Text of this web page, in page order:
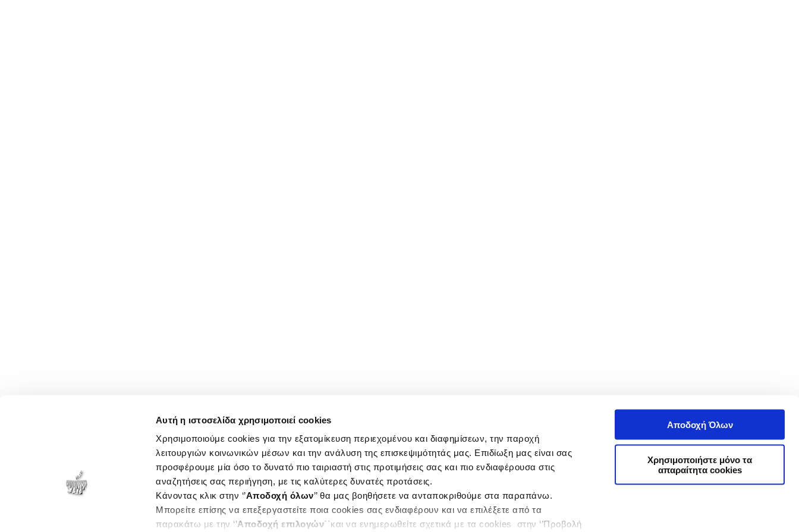
Αυτή η ιστοσελίδα χρησιμοποιεί cookies
Χρησιμοποιούμε cookies για την εξατομίκευση περιεχομένου και διαφημίσεων, την παροχή
λειτουργιών κοινωνικών μέσων και την ανάλυση της επισκεψιμότητάς μας. Επιδίωξη μας είναι σας
προσφέρουμε μία όσο το δυνατό πιο ταιριαστή στις προτιμήσεις σας και πιο ενδιαφέρουσα στις
αναζητήσεις σας περιήγηση, με τις καλύτερες δυνατές προτάσεις.
Κάνοντας κλικ στην ‘’Αποδοχή όλων’’ θα μας βοηθήσετε να ανταποκριθούμε στα παραπάνω.
Μπορείτε επίσης να επεξεργαστείτε ποια cookies σας ενδιαφέρουν και να επιλέξετε από τα
παρακάτω με την ‘’Αποδοχή επιλογών΄΄και να ενημερωθείτε σχετικά με τα cookies στην ‘’Προβολή
Αποδοχή Όλων
Χρησιμοποιήστε μόνο τα
απαραίτητα cookies